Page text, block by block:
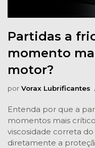
Partidas a
momento
motor?
por Vorax Lubrificantes
Entenda por que a
momentos mais
viscosidade correta
diretamente a